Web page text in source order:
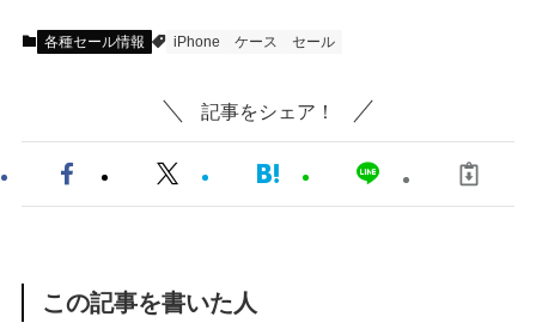
各種セール情報 iPhone ケース セール
記事をシェア！
この記事を書いた人